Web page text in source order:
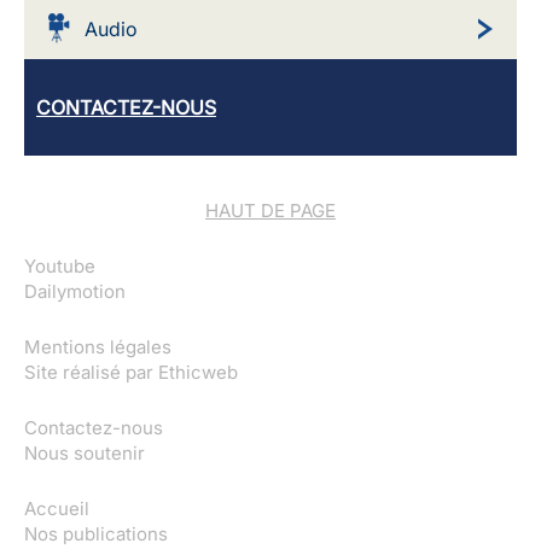
Audio
CONTACTEZ-NOUS
HAUT DE PAGE
Youtube
Dailymotion
Mentions légales
Site réalisé par Ethicweb
Contactez-nous
Nous soutenir
Accueil
Nos publications